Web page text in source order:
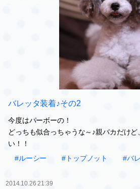
てんとう虫のヘアゴム（≧∇≦）
はるちゃんはラッピングに使ったりして
シーのヘアゴムにしたい！っていただき
#トップノット